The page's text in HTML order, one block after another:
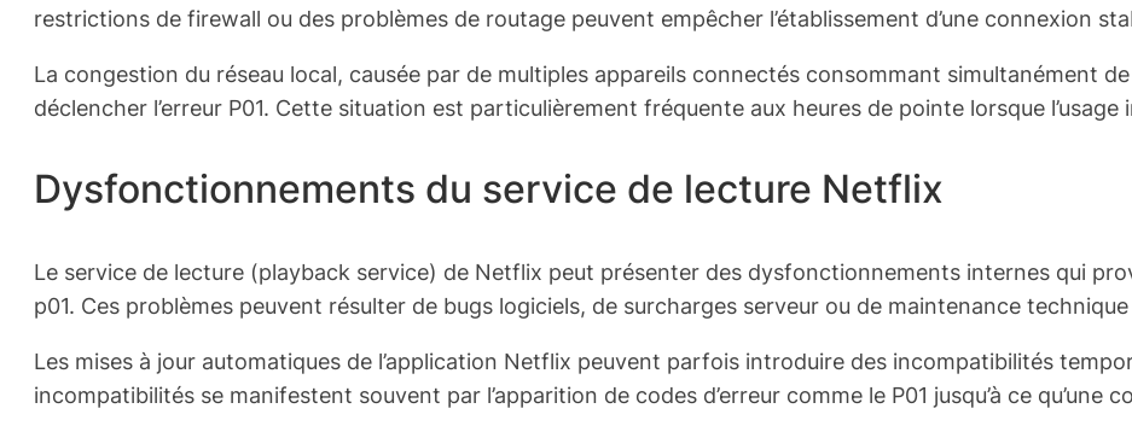
restrictions de firewall ou des problèmes de routage peuvent empêcher l’établissement d’une connexion
La congestion du réseau local, causée par de multiples appareils connectés consommant simultanément
déclencher l’erreur P01. Cette situation est particulièrement fréquente aux heures de pointe lorsque
Dysfonctionnements du service de lecture Netflix
Le service de lecture (playback service) de Netflix peut présenter des dysfonctionnements internes qui
p01. Ces problèmes peuvent résulter de bugs logiciels, de surcharges serveur ou de maintenance
Les mises à jour automatiques de l’application Netflix peuvent parfois introduire des incompatibilités
incompatibilités se manifestent souvent par l’apparition de codes d’erreur comme le P01 jusqu’à ce qu’une